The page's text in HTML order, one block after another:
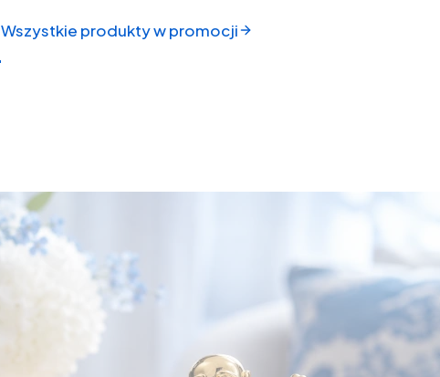
Wszystkie produkty w promocji